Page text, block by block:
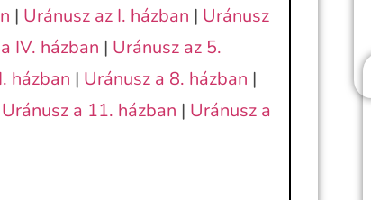
| Uránusz az I. házban | Uránusz
IV. házban | Uránusz az 5.
házban | Uránusz a 8. házban |
Uránusz a 11. házban | Uránusz a